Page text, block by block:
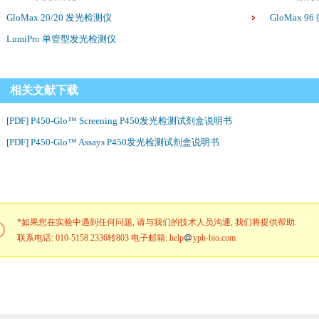
GloMax 20/20 发光检测仪
GloMax 96
LumiPro 单管型发光检测仪
相关文献下载
[PDF] P450-Glo™ Screening P450发光检测试剂盒说明书
[PDF] P450-Glo™ Assays P450发光检测试剂盒说明书
*如果您在实验中遇到任何问题, 请与我们的技术人员沟通, 我们将提供帮助.
联系电话: 010-5158 2336转803 电子邮箱: help
yph-bio.com